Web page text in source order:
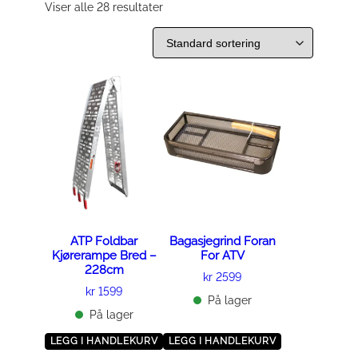
Viser alle 28 resultater
ATP Foldbar
Kjørerampe Bred –
228cm
kr 1599
På lager
LEGG I HANDLEKURV
Bagasjegrind Foran
For ATV
kr 2599
På lager
LEGG I HANDLEKURV